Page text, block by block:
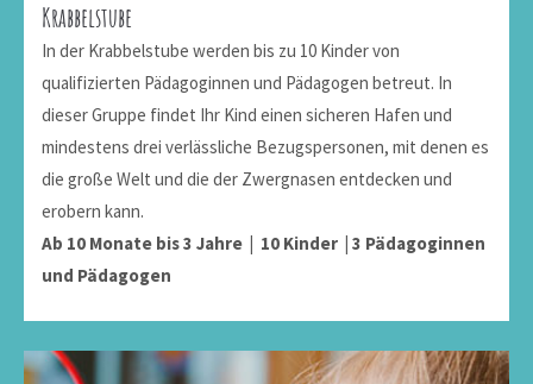
Krabbelstube
In der Krabbelstube werden bis zu 10 Kinder von
qualifizierten Pädagoginnen und Pädagogen betreut. In
dieser Gruppe findet Ihr Kind einen sicheren Hafen und
mindestens drei verlässliche Bezugspersonen, mit denen es
die große Welt und die der Zwergnasen entdecken und
erobern kann.
Ab 10 Monate bis 3 Jahre | 10 Kinder | 3 Pädagoginnen
und Pädagogen